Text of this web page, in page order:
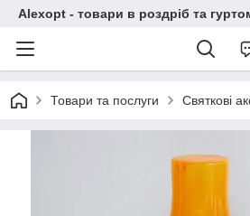
Alexopt - товари в роздріб та
Товари та послуги Святкові